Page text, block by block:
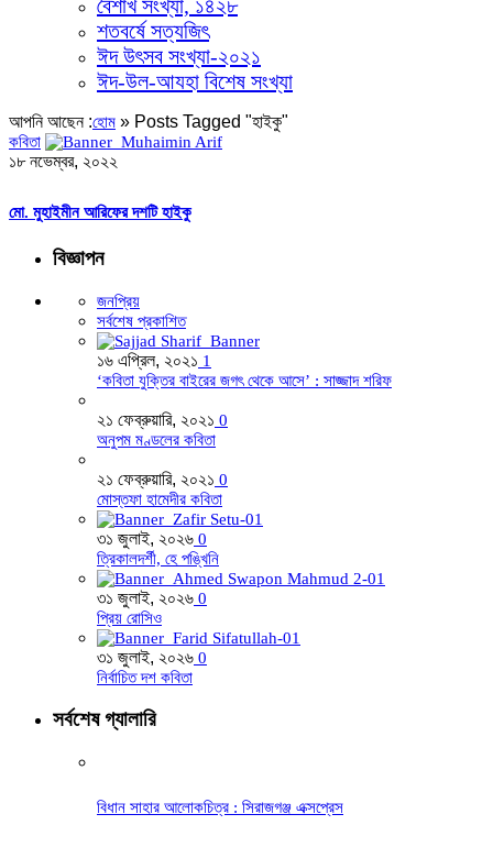
বৈশাখ সংখ্যা, ১৪২৮
শতবর্ষে সত্যজিৎ
ঈদ উৎসব সংখ্যা-২০২১
ঈদ-উল-আযহা বিশেষ সংখ্যা
আপনি আছেন :হোম » Posts Tagged "হাইকু"
কবিতা
১৮ নভেম্বর, ২০২২
মো. মুহাইমীন আরিফের দশটি হাইকু
বিজ্ঞাপন
জনপ্রিয়
সর্বশেষ প্রকাশিত
১৬ এপ্রিল, ২০২১ 1
‘কবিতা যুক্তির বাইরের জগৎ থেকে আসে’ : সাজ্জাদ শরিফ
২১ ফেব্রুয়ারি, ২০২১ 0
অনুপম মণ্ডলের কবিতা
২১ ফেব্রুয়ারি, ২০২১ 0
মোস্তফা হামেদীর কবিতা
৩১ জুলাই, ২০২৬ 0
ত্রিকালদর্শী, হে পঙ্খিনি
৩১ জুলাই, ২০২৬ 0
প্রিয় রোসিও
৩১ জুলাই, ২০২৬ 0
নির্বাচিত দশ কবিতা
সর্বশেষ গ্যালারি
বিধান সাহার আলোকচিত্র : সিরাজগঞ্জ এক্সপ্রেস